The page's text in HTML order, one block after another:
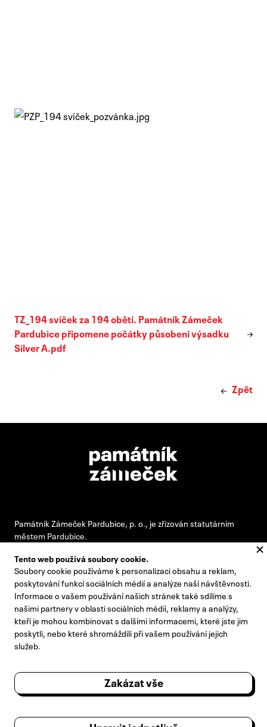
TZ_194 svíček za 194 obětí. Památník Zámeček
Pardubice připomene počátky působení výsadku
Silver A.pdf
Zpět
Památník Zámeček Pardubice, p. o., je zřizován statutárním
městem Pardubice.
#pamatnikzamecek
zamecek@zamecek-memorial.cz
+420 732 895 221
Kontakty
Pro novináře
Výroční zprávy
Tento web používá soubory cookie.
Soubory cookie používáme k personalizaci obsahu a reklam,
poskytování funkcí sociálních médií a analýze naší návštěvnosti.
Informace o vašem používání našich stránek také sdílíme s
našimi partnery v oblasti sociálních médií, reklamy a analýzy,
kteří je mohou kombinovat s dalšími informacemi, které jste jim
poskytli, nebo které shromáždili při vašem používání jejich
služeb.
Zakázat vše